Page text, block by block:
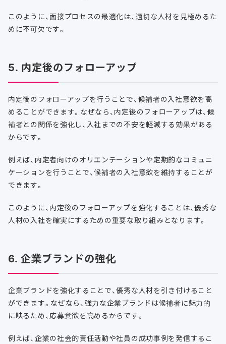
このように、面接プロセスの最適化は、適切な人材を見極めるた
めに不可欠です。
5. 内定後のフォローアップ
内定後のフォローアップを行うことで、候補者の入社意欲を高
めることができます。なぜなら、内定後のフォローアップは、候
補者との関係を強化し、入社までの不安を軽減する効果がある
からです。
例えば、内定者向けのオリエンテーションや定期的なコミュニ
ケーションを行うことで、候補者の入社意欲を維持することが
できます。
このように、内定後のフォローアップを強化することは、優秀な
人材の入社を確実にするための重要な取り組みとなります。
6. 企業ブランドの強化
企業ブランドを強化することで、優秀な人材を引き付けること
ができます。なぜなら、強力な企業ブランドは候補者に魅力的
に映るため、応募意欲を高めるからです。
例えば、企業の社会的責任活動や社員の成功事例を発信するこ